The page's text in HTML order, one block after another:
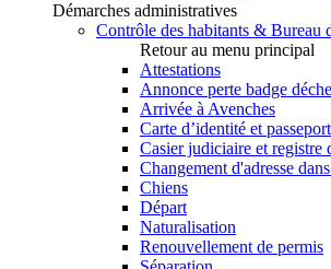
Démarches administratives
Contrôle des habitants & Bureau
Retour au menu principal
Attestations
Annonce perte badge
Arrivée à Avenches
Carte d’identité et passeport
Casier judiciaire et registre
Changement d'adresse
Chiens
Départ
Naturalisation
Renouvellement de permis